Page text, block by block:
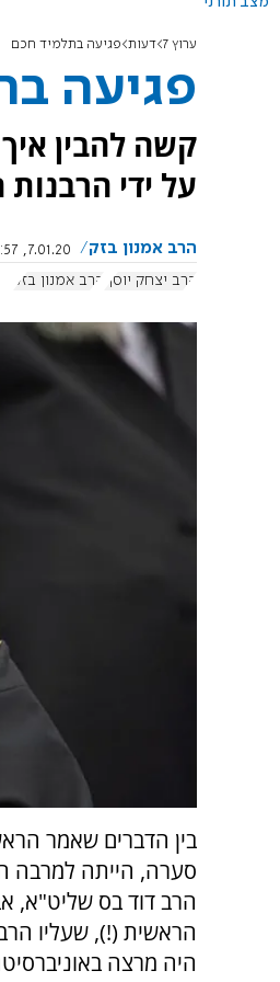
ערוץ 7 דעות פגיעה בתלמיד חכם
פגיעה
קשה להבין
על ידי
הרב אמנון בזק
7.01.20, 13:57
הרב יצחק יוסף
הרב אמנון בזק
בין הדברים שאמר
סערה, הייתה למרבה
הרב דוד בס שליט"א,
הראשית (!), שעליו
היה מרצה